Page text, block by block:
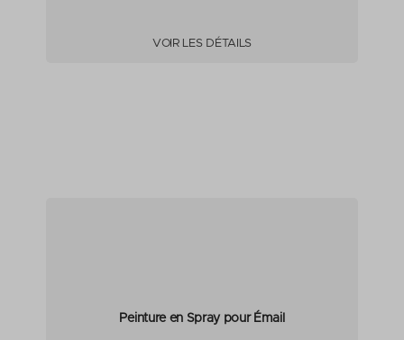
VOIR LES DÉTAILS
Peinture en Spray pour Émail